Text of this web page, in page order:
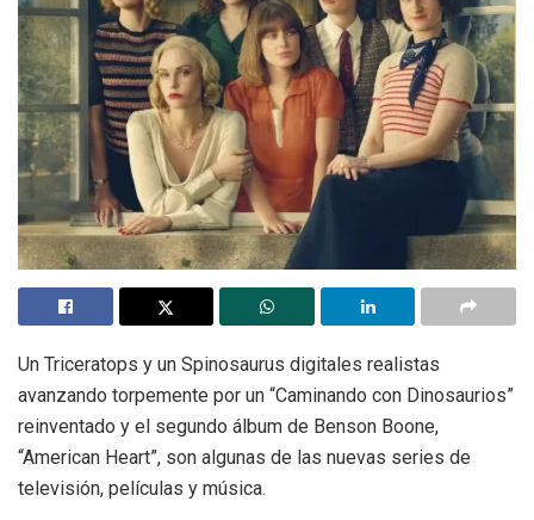
Un Triceratops y un Spinosaurus digitales realistas
avanzando torpemente por un “Caminando con Dinosaurios”
reinventado y el segundo álbum de Benson Boone,
“American Heart”, son algunas de las nuevas series de
televisión, películas y música.